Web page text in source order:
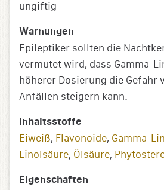
ungiftig
Warnungen
Epileptiker sollten die
vermutet wird, dass Gamma-
höherer Dosierung die Gefahr
Anfällen steigern kann.
Inhaltsstoffe
Eiweiß, Flavonoide, Gamma-
Linolsäure, Ölsäure,
Eigenschaften